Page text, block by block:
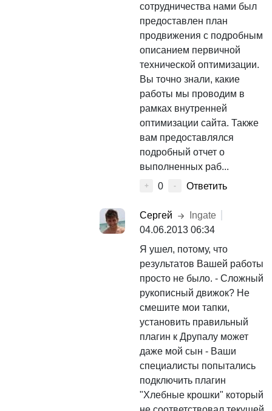
сотрудничества нами был
предоставлен план
продвижения с подробным
описанием первичной
технической оптимизации.
Вы точно знали, какие
работы мы проводим в
рамках внутренней
оптимизации сайта. Также
вам предоставлялся
подробный отчет о
выполненных раб...
+ 0 - Ответить
Сергей
Ingate
04.06.2013 06:34
Я ушел, потому, что
результатов Вашей работы
просто не было. - Сложный
рукописный движок? Не
смешите мои тапки,
установить правильный
плагин к Друпалу может
даже мой сын - Ваши
специалисты попытались
подключить плагин
"Хлебные крошки" который